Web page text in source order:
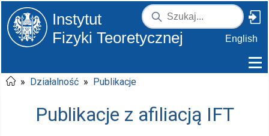
Instytut
Fizyki Teoretycznej
English
» Działalność » Publikacje
Publikacje z afiliacją IFT